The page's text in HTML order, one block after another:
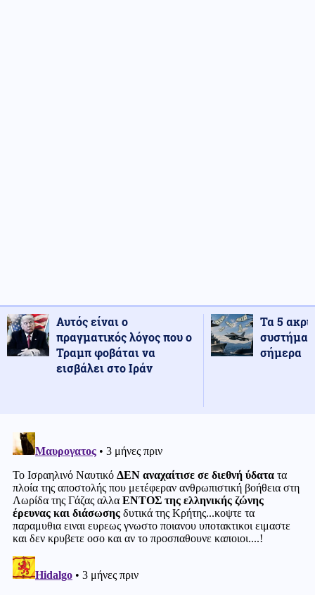
Αυτός είναι ο
πραγματικός λόγος που ο
Τραμπ φοβάται να
εισβάλει στο Ιράν
Τα 5
σήμερα